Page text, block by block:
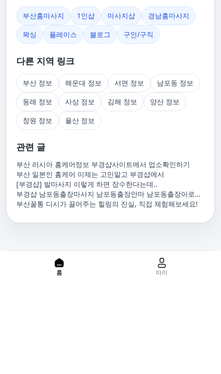
부산홈마사지 1인샵 마사지샵
경남홈마사지
왁싱
플레이스 블로그 구인/구직
다른 지역 링크
부산 정보 해운대 정보 서면 정보
남포동 정보
동래 정보
사상 정보 김해 정보
양산 정보
창원 정보
울산 정보
관련 글
부산 러시아 홈케어정보 부경샵사이트에서 업소확인하기
부산 일본인 홈케어 이제는 고민말고 부경샵에서
[부경샵] 발마사지 이렇게 하면 장수한다는데..
부경샵 남포동출장마사지 남포동출장안마 남포동출장아로마
남포동홈마사지 남포동마사지출장
부산꿀통 디시가 끌어주는 힐링의 진실, 직접 체험해보세요!
홈 마이